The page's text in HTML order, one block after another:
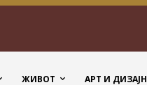
ЖИВОТ АРТ И ДИЗАЈН